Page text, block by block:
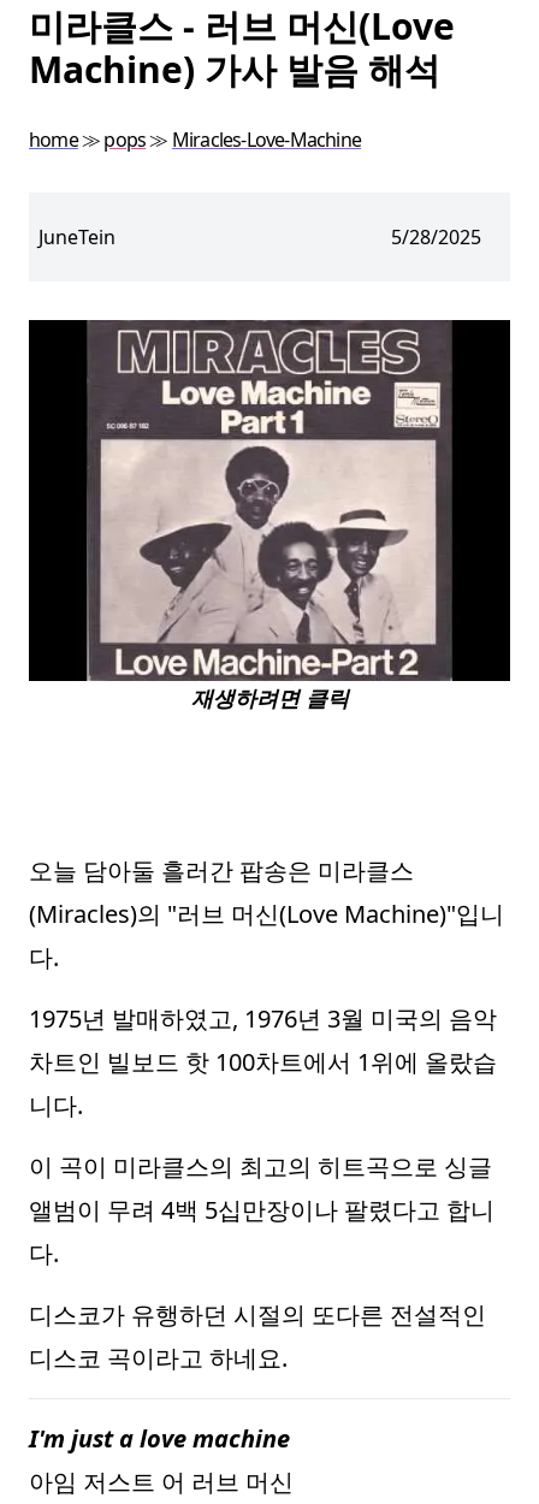
미라클스 - 러브 머신(Love
Machine) 가사 발음 해석
home≫pops≫ Miracles-Love-Machine
JuneTein 5/28/2025
재생하려면 클릭
오늘 담아둘 흘러간 팝송은 미라클스
(Miracles)의 "러브 머신(Love Machine)"입니
다.
1975년 발매하였고, 1976년 3월 미국의 음악
차트인 빌보드 핫 100차트에서 1위에 올랐습
니다.
이 곡이 미라클스의 최고의 히트곡으로 싱글
앨범이 무려 4백 5십만장이나 팔렸다고 합니
다.
디스코가 유행하던 시절의 또다른 전설적인
디스코 곡이라고 하네요.
I'm just a love machine
아임 저스트 어 러브 머신